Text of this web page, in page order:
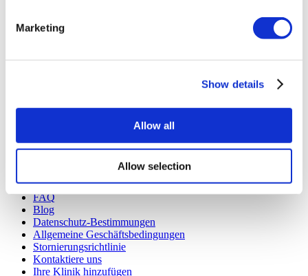
Marketing
Show details
Allow all
Allow selection
registrierten Reiseagentur der Gruppe A (Zertifikatsnummer:
12276).
Gesundheitstourismus zertifizierten Gesundheitseinrichtung
Über uns
Autoren & Gutachter
Flymedi Empfehlungsprogramm
Karrieren
FAQ
Blog
Datenschutz-Bestimmungen
Allgemeine Geschäftsbedingungen
Stornierungsrichtlinie
Kontaktiere uns
Ihre Klinik hinzufügen